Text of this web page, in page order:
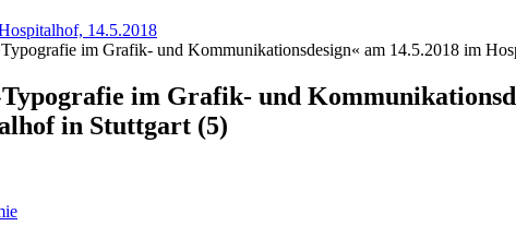
14.5.2018
im Grafik- und Kommunikationsdesign« am 14.5.2018 im
im Grafik- und
in Stuttgart (5)